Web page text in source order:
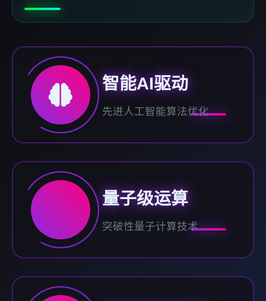
智能AI驱动
先进人工智能算法优化
量子级运算
突破性量子计算技术